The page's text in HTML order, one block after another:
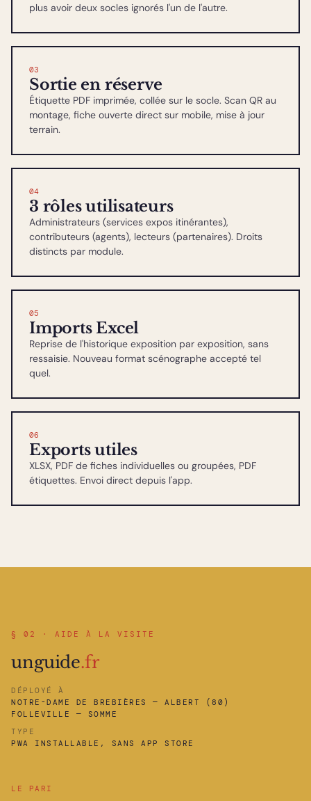
plus avoir deux socles ignorés l'un de l'autre.
03
Sortie en réserve
Étiquette PDF imprimée, collée sur le socle. Scan QR au
montage, fiche ouverte direct sur mobile, mise à jour
terrain.
04
3 rôles utilisateurs
Administrateurs (services expos itinérantes),
contributeurs (agents), lecteurs (partenaires). Droits
distincts par module.
05
Imports Excel
Reprise de l'historique exposition par exposition, sans
ressaisie. Nouveau format scénographe accepté tel
quel.
06
Exports utiles
XLSX, PDF de fiches individuelles ou groupées, PDF
étiquettes. Envoi direct depuis l'app.
§ 02 · AIDE À LA VISITE
unguide.fr
DÉPLOYÉ À
NOTRE-DAME DE BREBIÈRES — ALBERT (80)
FOLLEVILLE — SOMME
TYPE
PWA INSTALLABLE, SANS APP STORE
LE PARI